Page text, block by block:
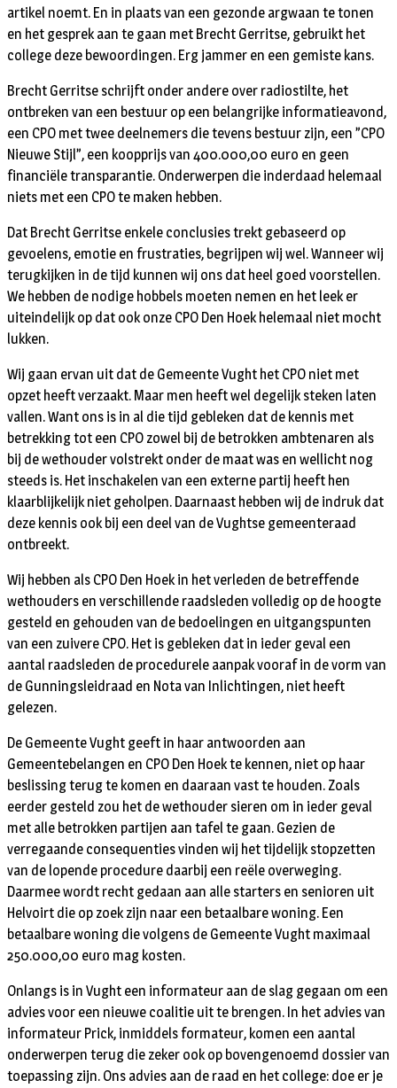
artikel noemt. En in plaats van een gezonde argwaan te tonen
en het gesprek aan te gaan met Brecht Gerritse, gebruikt het
college deze bewoordingen. Erg jammer en een gemiste kans.
Brecht Gerritse schrijft onder andere over radiostilte, het
ontbreken van een bestuur op een belangrijke informatieavond,
een CPO met twee deelnemers die tevens bestuur zijn, een ”CPO
Nieuwe Stijl”, een koopprijs van 400.000,00 euro en geen
financiële transparantie. Onderwerpen die inderdaad helemaal
niets met een CPO te maken hebben.
Dat Brecht Gerritse enkele conclusies trekt gebaseerd op
gevoelens, emotie en frustraties, begrijpen wij wel. Wanneer wij
terugkijken in de tijd kunnen wij ons dat heel goed voorstellen.
We hebben de nodige hobbels moeten nemen en het leek er
uiteindelijk op dat ook onze CPO Den Hoek helemaal niet mocht
lukken.
Wij gaan ervan uit dat de Gemeente Vught het CPO niet met
opzet heeft verzaakt. Maar men heeft wel degelijk steken laten
vallen. Want ons is in al die tijd gebleken dat de kennis met
betrekking tot een CPO zowel bij de betrokken ambtenaren als
bij de wethouder volstrekt onder de maat was en wellicht nog
steeds is. Het inschakelen van een externe partij heeft hen
klaarblijkelijk niet geholpen. Daarnaast hebben wij de indruk dat
deze kennis ook bij een deel van de Vughtse gemeenteraad
ontbreekt.
Wij hebben als CPO Den Hoek in het verleden de betreffende
wethouders en verschillende raadsleden volledig op de hoogte
gesteld en gehouden van de bedoelingen en uitgangspunten
van een zuivere CPO. Het is gebleken dat in ieder geval een
aantal raadsleden de procedurele aanpak vooraf in de vorm van
de Gunningsleidraad en Nota van Inlichtingen, niet heeft
gelezen.
De Gemeente Vught geeft in haar antwoorden aan
Gemeentebelangen en CPO Den Hoek te kennen, niet op haar
beslissing terug te komen en daaraan vast te houden. Zoals
eerder gesteld zou het de wethouder sieren om in ieder geval
met alle betrokken partijen aan tafel te gaan. Gezien de
verregaande consequenties vinden wij het tijdelijk stopzetten
van de lopende procedure daarbij een reële overweging.
Daarmee wordt recht gedaan aan alle starters en senioren uit
Helvoirt die op zoek zijn naar een betaalbare woning. Een
betaalbare woning die volgens de Gemeente Vught maximaal
250.000,00 euro mag kosten.
Onlangs is in Vught een informateur aan de slag gegaan om een
advies voor een nieuwe coalitie uit te brengen. In het advies van
informateur Prick, inmiddels formateur, komen een aantal
onderwerpen terug die zeker ook op bovengenoemd dossier van
toepassing zijn. Ons advies aan de raad en het college: doe er je